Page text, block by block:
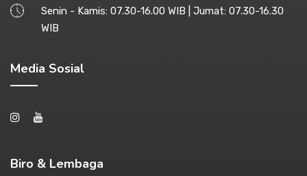
Senin - Kamis: 07.30-16.00 WIB | Jumat: 07.30-16.30
WIB
Media Sosial
Biro & Lembaga